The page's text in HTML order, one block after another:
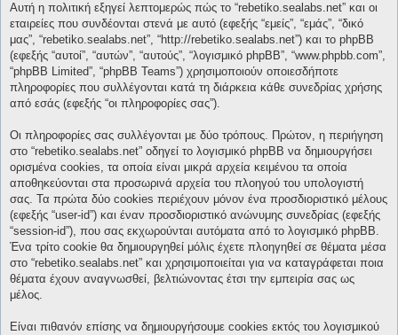
Αυτή η πολιτική εξηγεί λεπτομερώς πώς το “rebetiko.sealabs.net” και οι
εταιρείες που συνδέονται στενά με αυτό (εφεξής “εμείς”, “εμάς”, “δικό
μας”, “rebetiko.sealabs.net”, “http://rebetiko.sealabs.net”) και το phpBB
(εφεξής “αυτοί”, “αυτών”, “αυτούς”, “λογισμικό phpBB”, “www.phpbb.com”,
“phpBB Limited”, “phpBB Teams”) χρησιμοποιούν οποιεσδήποτε
πληροφορίες που συλλέγονται κατά τη διάρκεια κάθε συνεδρίας χρήσης
από εσάς (εφεξής “οι πληροφορίες σας”).
Οι πληροφορίες σας συλλέγονται με δύο τρόπους. Πρώτον, η περιήγηση
στο “rebetiko.sealabs.net” οδηγεί το λογισμικό phpBB να δημιουργήσει
ορισμένα cookies, τα οποία είναι μικρά αρχεία κειμένου τα οποία
αποθηκεύονται στα προσωρινά αρχεία του πλοηγού του υπολογιστή
σας. Τα πρώτα δύο cookies περιέχουν μόνον ένα προσδιοριστικό μέλους
(εφεξής “user-id”) και έναν προσδιοριστικό ανώνυμης συνεδρίας (εφεξής
“session-id”), που σας εκχωρούνται αυτόματα από το λογισμικό phpBB.
Ένα τρίτο cookie θα δημιουργηθεί μόλις έχετε πλοηγηθεί σε θέματα μέσα
στο “rebetiko.sealabs.net” και χρησιμοποιείται για να καταγράφεται ποια
θέματα έχουν αναγνωσθεί, βελτιώνοντας έτσι την εμπειρία σας ως
μέλος.
Είναι πιθανόν επίσης να δημιουργήσουμε cookies εκτός του λογισμικού